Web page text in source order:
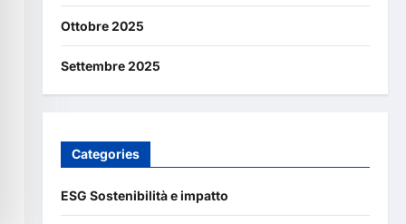
Ottobre 2025
Settembre 2025
Categories
ESG Sostenibilità e impatto